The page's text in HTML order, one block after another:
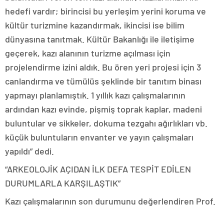
hedefi vardır; birincisi bu yerleşim yerini koruma ve
kültür turizmine kazandırmak, ikincisi ise bilim
dünyasına tanıtmak. Kültür Bakanlığı ile iletişime
geçerek, kazı alanının turizme açılması için
projelendirme izini aldık. Bu ören yeri projesi için 3
canlandırma ve tümülüs şeklinde bir tanıtım binası
yapmayı planlamıştık. 1 yıllık kazı çalışmalarının
ardından kazı evinde, pişmiş toprak kaplar, madeni
buluntular ve sikkeler, dokuma tezgahı ağırlıkları vb.
küçük buluntuların envanter ve yayın çalışmaları
yapıldı” dedi.
“ARKEOLOJİK AÇIDAN İLK DEFA TESPİT EDİLEN
DURUMLARLA KARŞILAŞTIK”
Kazı çalışmalarının son durumunu değerlendiren Prof.